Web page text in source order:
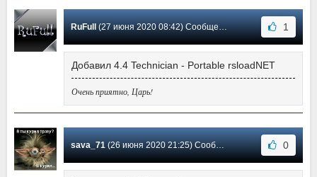
RuFull (27 июня 2020 08:42) Сообщение #119 1
Добавил 4.4 Technician - Portable rsloadNET
Очень приятно, Царь!
sava_71(26 июня 2020 21:25) Сообщение #118 0